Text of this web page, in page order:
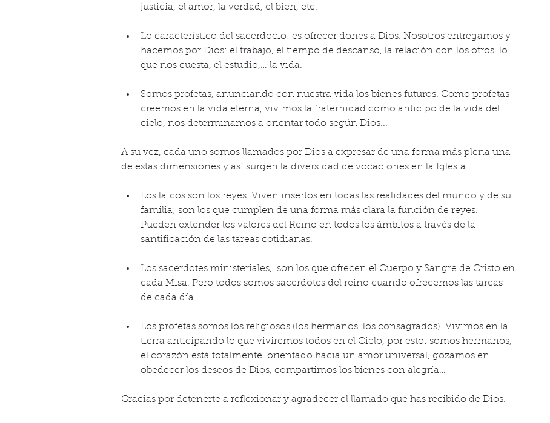
justicia, el amor, la verdad, el bien, etc.
Lo característico del sacerdocio: es ofrecer dones a Dios. Nosotros entregamos y
hacemos por Dios: el trabajo, el tiempo de descanso, la relación con los otros, lo
que nos cuesta, el estudio,… la vida.
Somos profetas, anunciando con nuestra vida los bienes futuros. Como profetas
creemos en la vida eterna, vivimos la fraternidad como anticipo de la vida del
cielo, nos determinamos a orientar todo según Dios...
A su vez, cada uno somos llamados por Dios a expresar de una forma más plena una
de estas dimensiones y así surgen la diversidad de vocaciones en la Iglesia:
Los laicos son los reyes. Viven insertos en todas las realidades del mundo y de su
familia; son los que cumplen de una forma más clara la función de reyes.
Pueden extender los valores del Reino en todos los ámbitos a través de la
santificación de las tareas cotidianas.
Los sacerdotes ministeriales,  son los que ofrecen el Cuerpo y Sangre de Cristo en
cada Misa. Pero todos somos sacerdotes del reino cuando ofrecemos las tareas
de cada día.
Los profetas somos los religiosos (los hermanos, los consagrados). Vivimos en la
tierra anticipando lo que viviremos todos en el Cielo, por esto: somos hermanos,
el corazón está totalmente  orientado hacia un amor universal, gozamos en
obedecer los deseos de Dios, compartimos los bienes con alegría…
Gracias por detenerte a reflexionar y agradecer el llamado que has recibido de Dios.